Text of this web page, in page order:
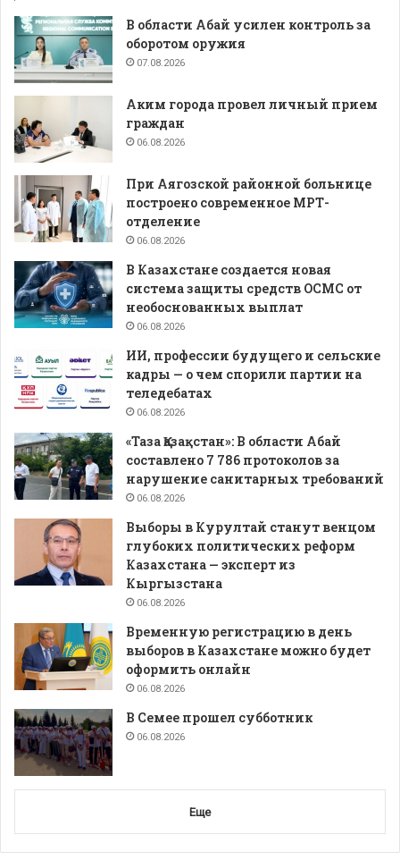
В области Абай усилен контроль за
оборотом оружия
07.08.2026
Аким города провел личный прием
граждан
06.08.2026
При Аягозской районной больнице
построено современное МРТ-
отделение
06.08.2026
В Казахстане создается новая
система защиты средств ОСМС от
необоснованных выплат
06.08.2026
ИИ, профессии будущего и сельские
кадры — о чем спорили партии на
теледебатах
06.08.2026
«Таза Қазақстан»: В области Абай
составлено 7 786 протоколов за
нарушение санитарных требований
06.08.2026
Выборы в Курултай станут венцом
глубоких политических реформ
Казахстана — эксперт из
Кыргызстана
06.08.2026
Временную регистрацию в день
выборов в Казахстане можно будет
оформить онлайн
06.08.2026
В Семее прошел субботник
06.08.2026
Еще